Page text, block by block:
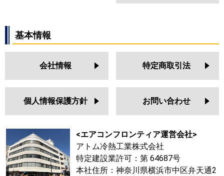
基本情報
会社情報 特定商取引法
個人情報保護方針 お問い合わせ
<エアコンフロンティア運営会社>
アトム冷熱工業株式会社
特定建設業許可：第 64687号
本社住所：神奈川県横浜市中区弁天通2